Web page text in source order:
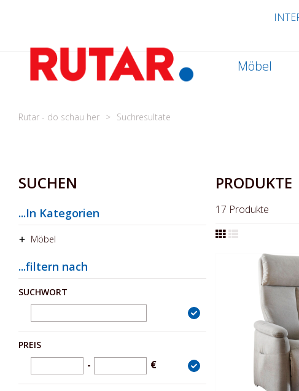
Möbel
Rutar - do schau her Suchresultate
SUCHEN
...In Kategorien
Möbel
...filtern nach
SUCHWORT
PREIS
- €
PRODUKTE
17 Produkte